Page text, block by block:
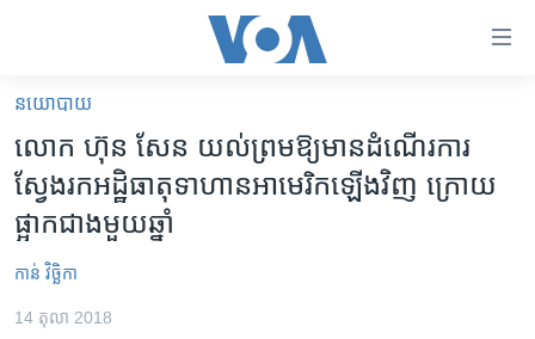
គេហទំព័រ​
ទាក់ទង
រំលង​
និង​
ចូល​
ទំព័រ​
ព័ត៌មាន​​
អន្តរជាតិ
អាមេរិក
នយោបាយ
លោក​ ​ហ៊ុន សែន​ ​យល់ព្រម​ឱ្យ​មាន​ដំណើរ​ការ​
ស្វែងរក​អដ្ឋិធាតុ​ទាហាន​អាមេរិក​ឡើង​វិញ ក្រោយ​
ផ្អាក​ជាង​មួយ​ឆ្នាំ
កាន់ វិច្ឆិកា
14 តុលា 2018